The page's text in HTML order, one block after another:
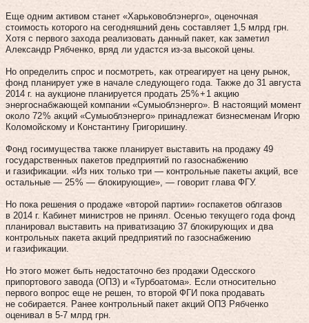
Еще одним активом станет «Харьковоблэнерго», оценочная
стоимость которого на сегодняшний день составляет 1,5 млрд грн.
Хотя с первого захода реализовать данный пакет, как заметил
Александр Рябченко, вряд ли удастся из‑за высокой цены.
Но определить спрос и посмотреть, как отреагирует на цену рынок,
фонд планирует уже в начале следующего года. Также до 31 августа
2014 г. на аукционе планируется продать 25 % + 1 акцию
энергоснабжающей компании «Сумыоблэнерго». В настоящий момент
около 72 % акций «Сумыоблэнерго» принадлежат бизнесменам Игорю
Коломойскому и Константину Григоришину.
Фонд госимущества также планирует выставить на продажу 49
государственных пакетов предприятий по газоснабжению
и газификации. «Из них только три — контрольные пакеты акций, все
остальные — 25 % — блокирующие», — говорит глава ФГУ.
Но пока решения о продаже «второй партии» госпакетов облгазов
в 2014 г. Кабинет министров не принял. Осенью текущего года фонд
планировал выставить на приватизацию 37 блокирующих и два
контрольных пакета акций предприятий по газо­снабжению
и газификации.
Но этого может быть недостаточно без продажи Одесского
припортового завода (ОПЗ) и «Турбоатома». Если относительно
первого вопрос еще не решен, то второй ФГИ пока продавать
не собирается. Ранее контрольный пакет акций ОПЗ Рябченко
оценивал в 5‑7 млрд грн.